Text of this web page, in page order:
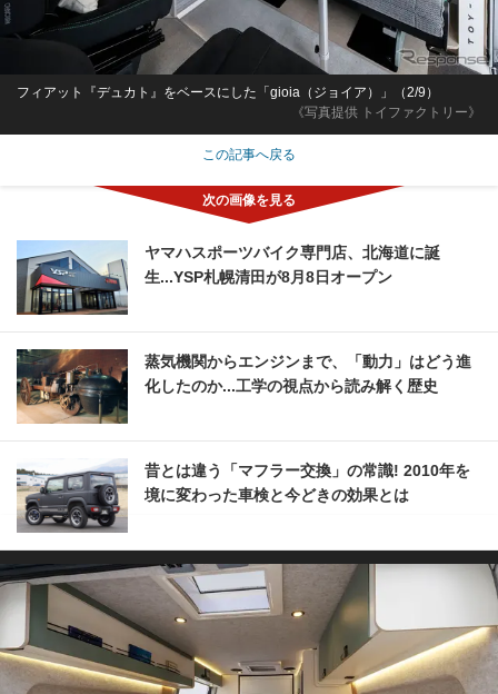
《写真提供 トイファクトリー》
フィアット『デュカト』をベースにした「gioia（ジョイア）」（2/9）
この記事へ戻る
ヤマハスポーツバイク専門店、北海道に誕
生...YSP札幌清田が8月8日オープン
蒸気機関からエンジンまで、「動力」はどう進
化したのか...工学の視点から読み解く歴史
昔とは違う「マフラー交換」の常識! 2010年を
境に変わった車検と今どきの効果とは